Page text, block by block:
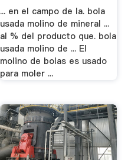
... en el campo de la. bola
usada molino de mineral ...
al % del producto que. bola
usada molino de ... El
molino de bolas es usado
para moler ...